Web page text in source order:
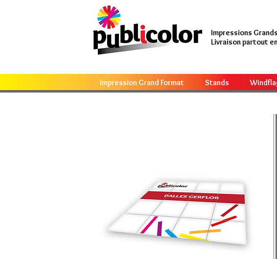
Impressions
Livraison partout
Impression Grand Format Stands